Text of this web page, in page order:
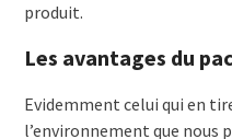
produit.
Les avantages du
Evidemment celui qui en
l’environnement que nous